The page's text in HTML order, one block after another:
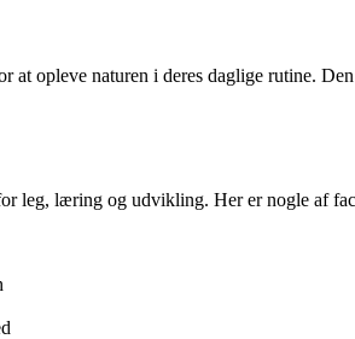
opleve naturen i deres daglige rutine.
leg, læring og udvikling. Her er nogle af